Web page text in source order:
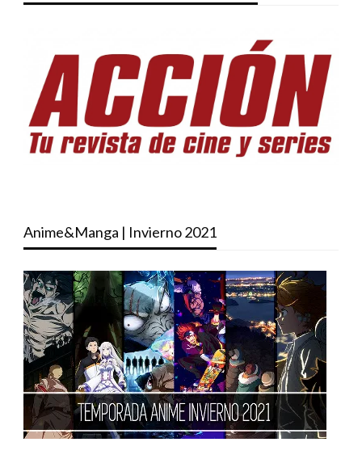
Anime&Manga | Invierno 2021